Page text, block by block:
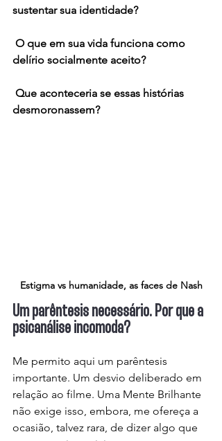
sustentar sua identidade?
O que em sua vida funciona como
delírio socialmente aceito?
Que aconteceria se essas histórias
desmoronassem?
Estigma vs humanidade, as faces de Nash
Um parêntesis necessário. Por que a
psicanálise incomoda?
Me permito aqui um parêntesis
importante. Um desvio deliberado em
relação ao filme. Uma Mente Brilhante
não exige isso, embora, me ofereça a
ocasião, talvez rara, de dizer algo que